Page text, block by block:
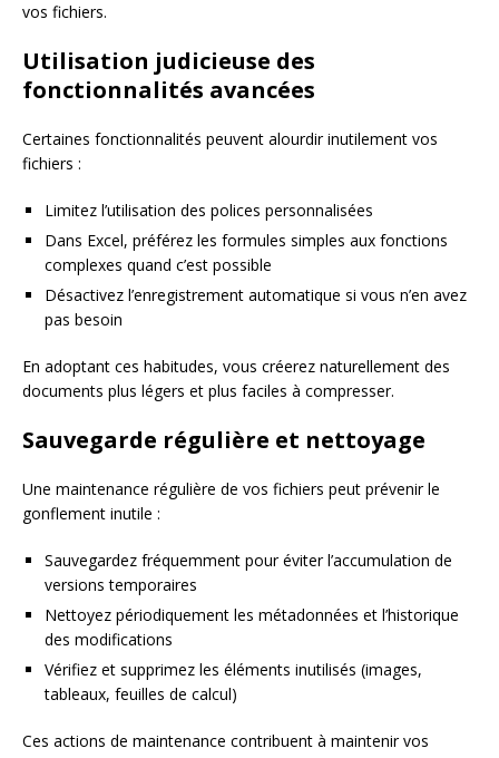
vos fichiers.
Utilisation judicieuse des
fonctionnalités avancées
Certaines fonctionnalités peuvent alourdir inutilement vos
fichiers :
Limitez l’utilisation des polices personnalisées
Dans Excel, préférez les formules simples aux fonctions
complexes quand c’est possible
Désactivez l’enregistrement automatique si vous n’en avez
pas besoin
En adoptant ces habitudes, vous créerez naturellement des
documents plus légers et plus faciles à compresser.
Sauvegarde régulière et nettoyage
Une maintenance régulière de vos fichiers peut prévenir le
gonflement inutile :
Sauvegardez fréquemment pour éviter l’accumulation de
versions temporaires
Nettoyez périodiquement les métadonnées et l’historique
des modifications
Vérifiez et supprimez les éléments inutilisés (images,
tableaux, feuilles de calcul)
Ces actions de maintenance contribuent à maintenir vos